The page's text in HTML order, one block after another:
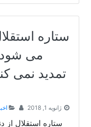
ستاره
می شود/
تمدید نمی
ژانویه 1, 2018
ستاره استقلال از